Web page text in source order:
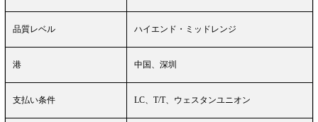
品質レベル ハイエンド・ミッドレンジ
港 中国、深圳
支払い条件 LC、T/T、ウェスタンユニオン